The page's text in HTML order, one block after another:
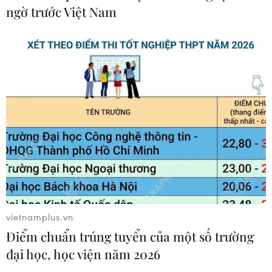
Nghệ nhân Đặng Văn Hậu
thổi sức sống mới cho nghệ thuật tò
he truyền thống
Nghị quyết số 80-NQ/TW: Hải Phòng
- bản sắc cửa biển và chiều sâu văn
hóa
07/08/2026 03:08
Xem thêm
ngờ trước Việt Nam
vietnamplus.vn
Điểm chuẩn trúng tuyển của một số trường
đại học, học viện năm 2026